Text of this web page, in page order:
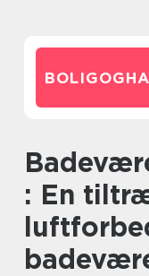
Badeværelsesventilatoren
: En